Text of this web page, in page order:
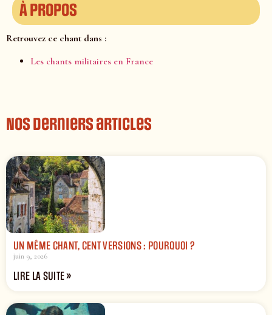
À propos
Retrouvez ce chant dans :
Les chants militaires en France
Nos derniers articles
UN MÊME CHANT, CENT VERSIONS : POURQUOI ?
juin 9, 2026
LIRE LA SUITE »